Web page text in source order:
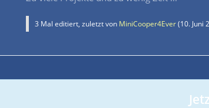
3 Mal editiert, zuletzt von MiniCooper4Ever(10. Juni